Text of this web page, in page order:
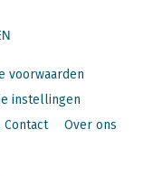
voorwaarden
instellingen
Contact Over ons